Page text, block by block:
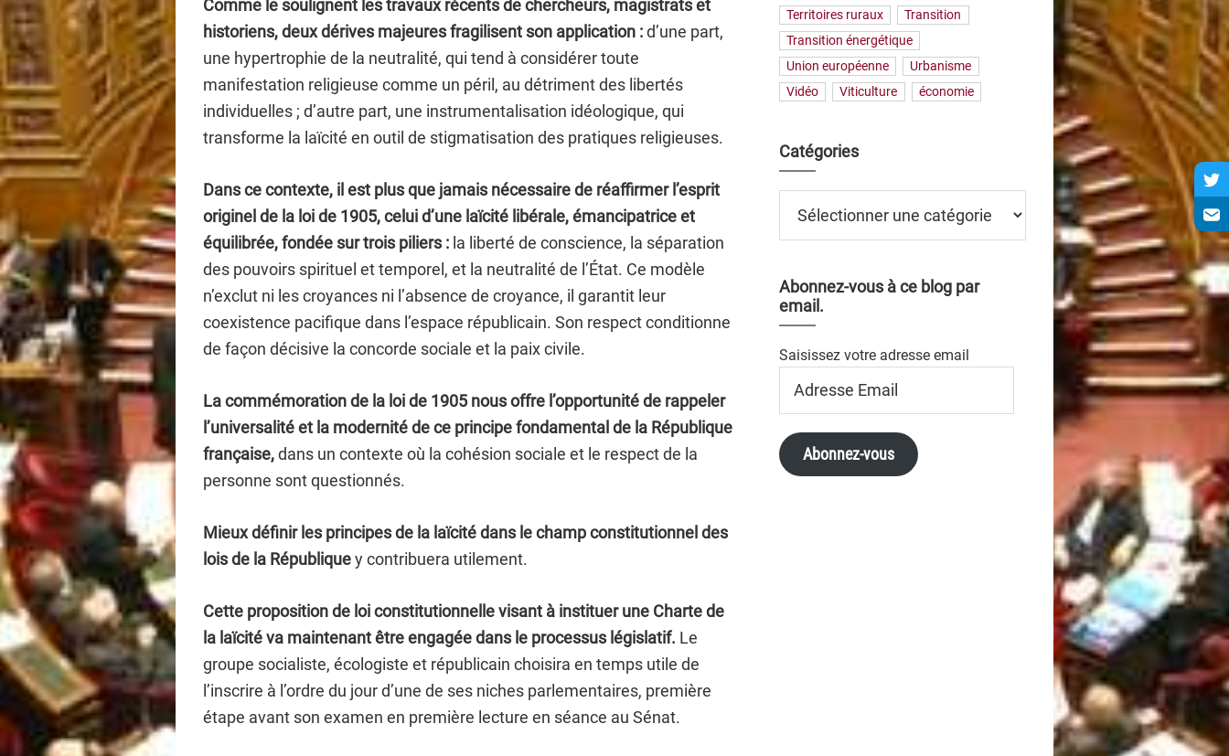
Comme le soulignent les travaux récents de chercheurs, magistrats et
historiens, deux dérives majeures fragilisent son application :d’une part,
une hypertrophie de la neutralité, qui tend à considérer toute
manifestation religieuse comme un péril, au détriment des libertés
individuelles ; d’autre part, une instrumentalisation idéologique, qui
transforme la laïcité en outil de stigmatisation des pratiques religieuses.
Dans ce contexte, il est plus que jamais nécessaire de réaffirmer l’esprit
originel de la loi de 1905, celui d’une laïcité libérale, émancipatrice et
équilibrée, fondée sur trois piliers : la liberté de conscience, la séparation
des pouvoirs spirituel et temporel, et la neutralité de l’État. Ce modèle
n’exclut ni les croyances ni l’absence de croyance, il garantit leur
coexistence pacifique dans l’espace républicain. Son respect conditionne
de façon décisive la concorde sociale et la paix civile.
La commémoration de la loi de 1905 nous offre l’opportunité de rappeler
l’universalité et la modernité de ce principe fondamental de la République
française,dans un contexte où la cohésion sociale et le respect de la
personne sont questionnés.
Mieux définir les principes de la laïcité dans le champ constitutionnel des
lois de la Républiquey contribuera utilement.
Cette proposition de loi constitutionnelle visant à instituer une Charte de
la laïcité va maintenant être engagée dans le processus législatif. Le
groupe socialiste, écologiste et républicain choisira en temps utile de
l’inscrire à l’ordre du jour d’une de ses niches parlementaires, première
étape avant son examen en première lecture en séance au Sénat.
Territoires ruraux
Transition
Transition énergétique
Union européenne
Urbanisme
Vidéo
Viticulture économie
Catégories
Abonnez-vous à ce blog par
email.
Saisissez votre adresse email
Email
Abonnez-vous